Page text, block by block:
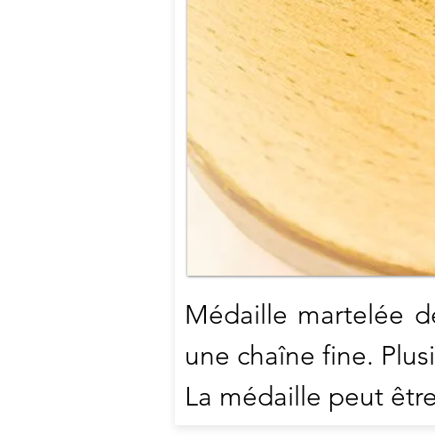
Bracelet breloque en argent ou en
plaqué or sur un lien liberty. La
breloque est bombée et mesure
2cm de diamètre.
Possibilité de gravure recto ou
Acheter
Médaille martelée
une chaîne fine.
La médaille peut